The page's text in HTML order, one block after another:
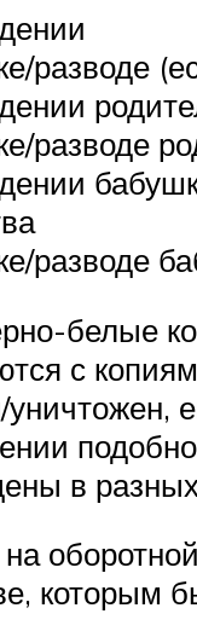
разводе
разводе
разводе
белые
с
в
которым